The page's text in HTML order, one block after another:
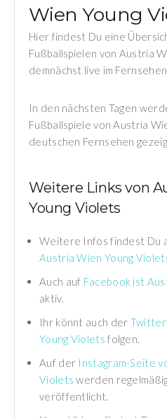
Wien Young
Hier findest Du eine
Fußballspielen von Austria
demnächst live im
In den nächsten Tagen
Fußballspiele von Austria
deutschen Fernsehen
Weitere Links von
Young Violets
Weitere Infos findest Du
Austria Wien Young
Auch auf Facebook ist
aktiv.
Ihr könnt auch der
Young Violets folgen.
Auf der Instagram-Seite
Violets werden
veröffentlicht.